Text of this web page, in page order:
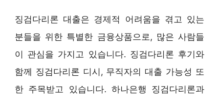
징검다리론 대출은 경제적 어려움을 겪고 있는
분들을 위한 특별한 금융상품으로, 많은 사람들
이 관심을 가지고 있습니다. 징검다리론 후기와
함께 징검다리론 디시, 무직자의 대출 가능성 또
한 주목받고 있습니다. 하나은행 징검다리론과